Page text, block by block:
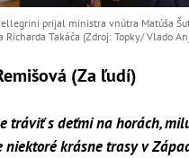
prijal ministra vnútra Matúša
Richarda Takáča (Zdroj: Topky/ Vlado
(Za ľudí)
tráviť s deťmi na horách,
niektoré krásne trasy v